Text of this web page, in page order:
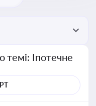
Іпотечне